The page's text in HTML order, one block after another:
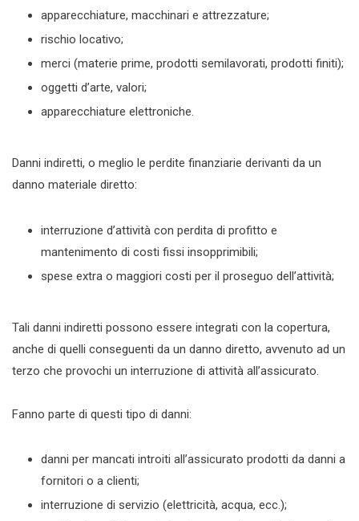
apparecchiature, macchinari e attrezzature;
rischio locativo;
merci (materie prime, prodotti semilavorati, prodotti finiti);
oggetti d’arte, valori;
apparecchiature elettroniche.
Danni indiretti, o meglio le perdite finanziarie derivanti da un
danno materiale diretto:
interruzione d’attività con perdita di profitto e
mantenimento di costi fissi insopprimibili;
spese extra o maggiori costi per il proseguo dell’attività;
Tali danni indiretti possono essere integrati con la copertura,
anche di quelli conseguenti da un danno diretto, avvenuto ad un
terzo che provochi un interruzione di attività all’assicurato.
Fanno parte di questi tipo di danni:
danni per mancati introiti all’assicurato prodotti da danni a
fornitori o a clienti;
interruzione di servizio (elettricità, acqua, ecc.);